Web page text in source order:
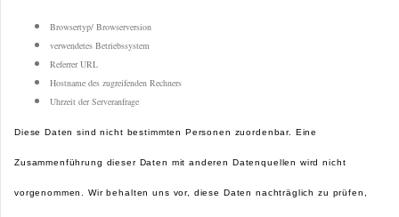
Browsertyp/ Browserversion
verwendetes Betriebssystem
Referrer URL
Hostname des zugreifenden Rechners
Uhrzeit der Serveranfrage
Diese Daten sind nicht bestimmten Personen zuordenbar. Eine
Zusammenführung dieser Daten mit anderen Datenquellen wird nicht
vorgenommen. Wir behalten uns vor, diese Daten nachträglich zu prüfen,